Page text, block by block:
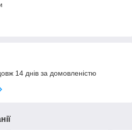
14 днів за домовленістю